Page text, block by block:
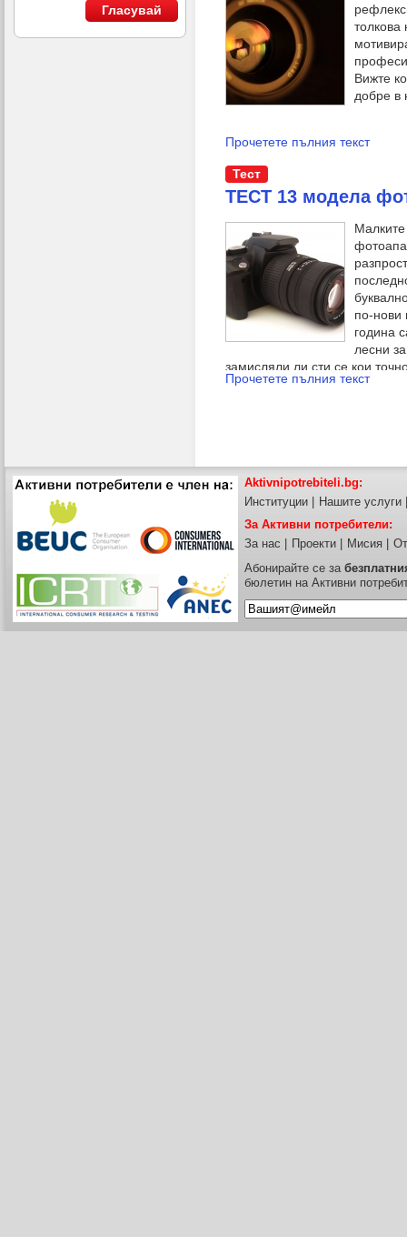
Гласувай
толкова
Вижте
добре в
Прочетете пълния текст
Тест
ТЕСТ 13 модела
по-нови
година
лесни
замисляли ли сти се кои
гама от качества и
Прочетете пълния текст
Aktivnipotrebiteli.bg:
Институции
Нашите услуги
За Активни потребители:
За нас
Проекти Мисия
Абонирайте се за
бюлетин на Активни